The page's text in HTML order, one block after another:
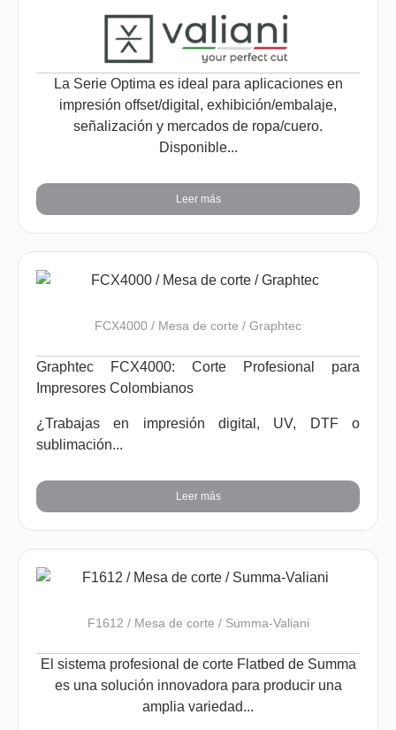
La Serie Optima es ideal para aplicaciones en
impresión offset/digital, exhibición/embalaje,
señalización y mercados de ropa/cuero.
Disponible...
Leer más
FCX4000 / Mesa de corte / Graphtec
Graphtec FCX4000: Corte Profesional para
Impresores Colombianos
¿Trabajas en impresión digital, UV, DTF o
sublimación...
Leer más
F1612 / Mesa de corte / Summa-Valiani
El sistema profesional de corte Flatbed de Summa
es una solución innovadora para producir una
amplia variedad...